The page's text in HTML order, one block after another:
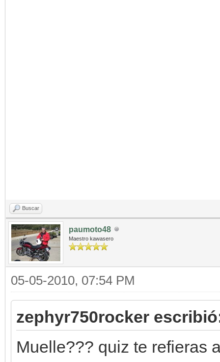
Buscar
paumoto48
Maestro kawasero
05-05-2010, 07:54 PM
zephyr750rocker
Muelle??? quiz te refieras